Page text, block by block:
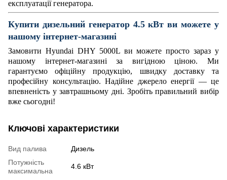
експлуатації генератора.
Купити дизельний генератор 4.5 кВт ви можете у
нашому інтернет-магазині
Замовити Hyundai DHY 5000L ви можете просто зараз у
нашому інтернет-магазині за вигідною ціною. Ми
гарантуємо офіційну продукцію, швидку доставку та
професійну консультацію. Надійне джерело енергії — це
впевненість у завтрашньому дні. Зробіть правильний вибір
вже сьогодні!
Ключові характеристики
Вид палива
Дизель
Потужність
максимальна
4.6 кВт